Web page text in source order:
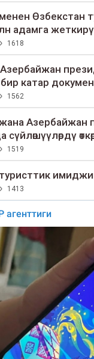
Өзбекстан
адамга
1618
бир катар
1562
Азербайжан
1519
имиджин
1413